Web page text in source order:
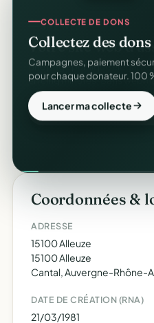
COLLECTE DE DONS
Collectez des dons
Campagnes, paiement
pour chaque donateur. 100
Lancer ma collecte
Coordonnées &
ADRESSE
15100 Alleuze
15100 Alleuze
Cantal, Auvergne-Rhône-
DATE DE CRÉATION (RNA)
21/03/1981